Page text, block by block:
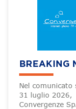
BREAKING
Nel comunicato
31 luglio 2026,
Convergenze